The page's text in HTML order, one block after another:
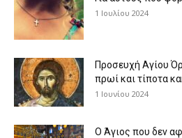
1 Ιουλίου 2024
Προσευχή Αγίου
πρωί και τίποτα
1 Ιουνίου 2024
Ο Άγιος που δεν